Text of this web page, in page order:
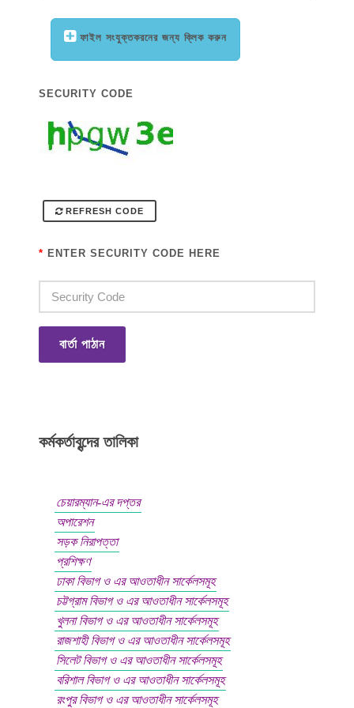
ফাইল সংযুক্তকরনের জন্য ক্লিক করুন
SECURITY CODE
REFRESH CODE
* ENTER SECURITY CODE HERE
বার্তা পাঠান
কর্মকর্তাবৃন্দের তালিকা
চেয়ারম্যান-এর দপ্তর
অপারেশন
সড়ক নিরাপত্তা
প্রশিক্ষণ
ঢাকা বিভাগ ও এর আওতাধীন সার্কেলসমূহ
চট্টগ্রাম বিভাগ ও এর আওতাধীন সার্কেলসমূহ
খুলনা বিভাগ ও এর আওতাধীন সার্কেলসমূহ
রাজশাহী বিভাগ ও এর আওতাধীন সার্কেলসমূহ
সিলেট বিভাগ ও এর আওতাধীন সার্কেলসমূহ
বরিশাল বিভাগ ও এর আওতাধীন সার্কেলসমূহ
রংপুর বিভাগ ও এর আওতাধীন সার্কেলসমূহ